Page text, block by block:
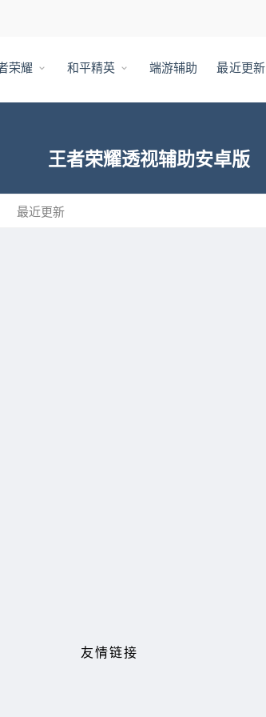
荣耀 和平精英 端游辅助 最近更新
王者荣耀透视辅助安卓版
最近更新
友情链接